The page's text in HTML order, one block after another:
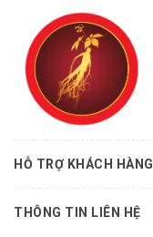
HỖ TRỢ KHÁCH HÀNG
THÔNG TIN LIÊN HỆ